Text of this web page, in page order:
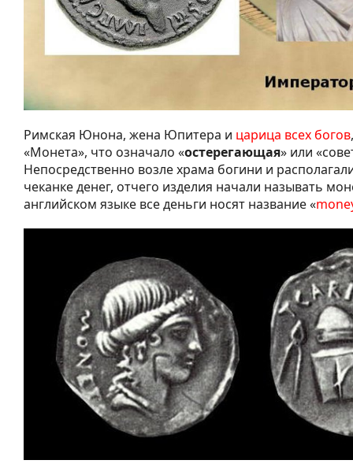
Римская Юнона, жена Юпитера и царица всех богов
«Монета», что означало «остерегающая» или
Непосредственно возле храма богини и
чеканке денег, отчего изделия начали называть
английском языке все деньги носят название «